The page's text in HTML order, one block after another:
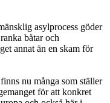
asylprocess göder
båtar och
annat än en skam för
nu många som ställer
för att konkret